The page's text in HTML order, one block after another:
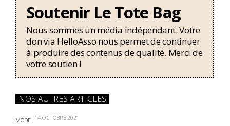
Soutenir Le Tote Bag
Nous sommes un média indépendant. Votre
don via HelloAsso nous permet de continuer
à produire des contenus de qualité. Merci de
votre soutien !
NOS AUTRES ARTICLES
MODE 14 OCTOBRE 2021